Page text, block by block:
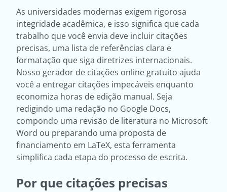
As universidades modernas exigem rigorosa
integridade acadêmica, e isso significa que cada
trabalho que você envia deve incluir citações
precisas, uma lista de referências clara e
formatação que siga diretrizes internacionais.
Nosso gerador de citações online gratuito ajuda
você a entregar citações impecáveis enquanto
economiza horas de edição manual. Seja
redigindo uma redação no Google Docs,
compondo uma revisão de literatura no Microsoft
Word ou preparando uma proposta de
financiamento em LaTeX, esta ferramenta
simplifica cada etapa do processo de escrita.
Por que citações precisas